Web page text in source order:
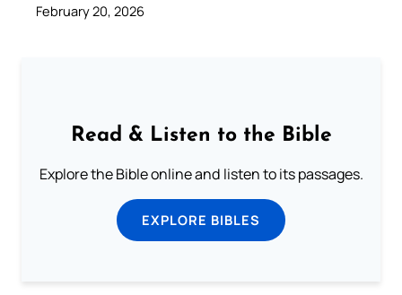
February 20, 2026
Read & Listen to the Bible
Explore the Bible online and listen to its passages.
EXPLORE BIBLES